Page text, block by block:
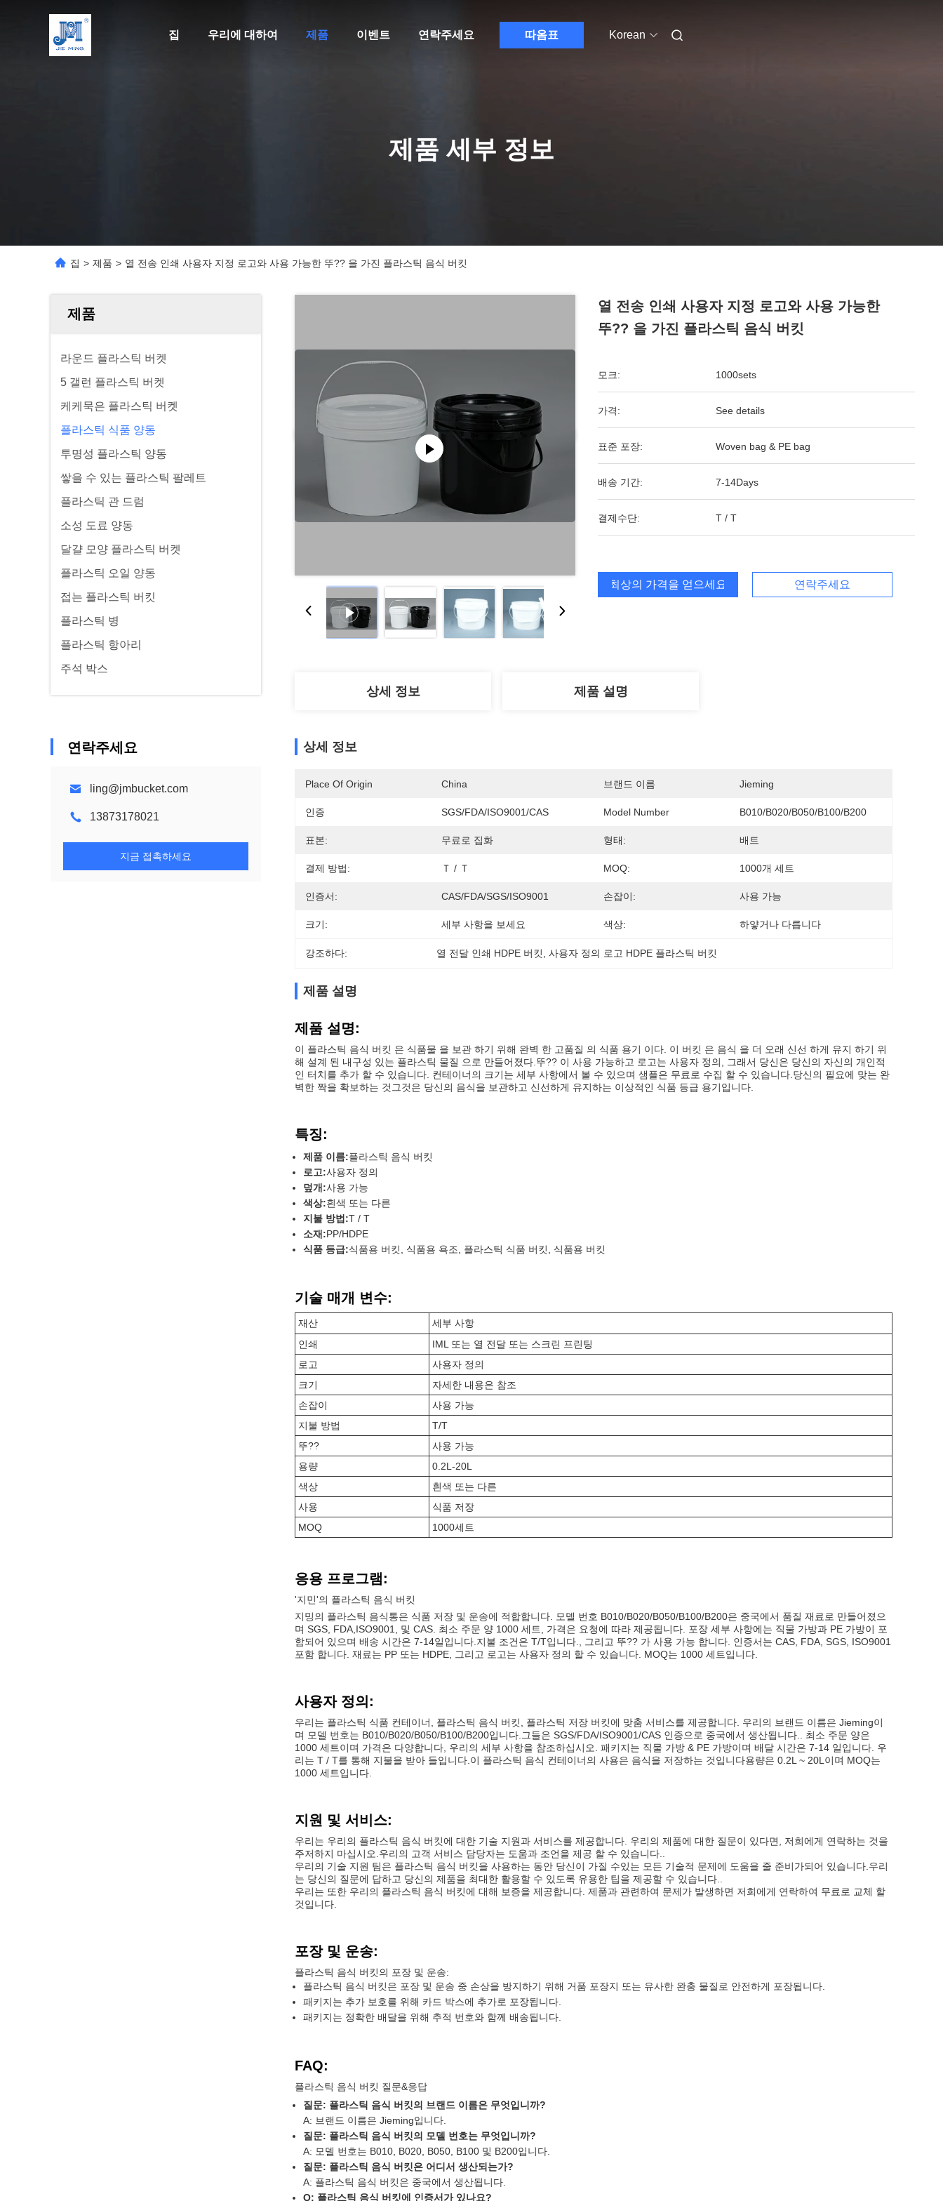
집 우리에 대하여 제품 이벤트 연락주세요 따옴표 Korean
제품 세부 정보
집 > 제품 > 열 전송 인쇄 사용자 지정 로고와 사용 가능한 뚜?? 을 가진 플라스틱 음식 버킷
제품
라운드 플라스틱 버켓
5 갤런 플라스틱 버켓
케케묵은 플라스틱 버켓
플라스틱 식품 양동
투명성 플라스틱 양동
쌓을 수 있는 플라스틱 팔레트
플라스틱 관 드럼
소성 도료 양동
달걀 모양 플라스틱 버켓
플라스틱 오일 양동
접는 플라스틱 버킷
플라스틱 병
플라스틱 항아리
주석 박스
연락주세요
ling@jmbucket.com
13873178021
지금 접촉하세요
열 전송 인쇄 사용자 지정 로고와 사용 가능한
뚜?? 을 가진 플라스틱 음식 버킷
모크: 1000sets
가격: See details
표준 포장: Woven bag & PE bag
배송 기간: 7-14Days
결제수단: T / T
최상의 가격을 얻으세요 연락주세요
상세 정보 제품 설명
상세 정보
Place Of Origin China 브랜드 이름 Jieming
인증 SGS/FDA/ISO9001/CAS Model Number B010/B020/B050/B100/B200
표본: 무료로 집화 형태: 배트
결제 방법: Ｔ / Ｔ MOQ: 1000개 세트
인증서: CAS/FDA/SGS/ISO9001 손잡이: 사용 가능
크기: 세부 사항을 보세요 색상: 하얗거나 다릅니다
강조하다: 열 전달 인쇄 HDPE 버킷 , 사용자 정의 로고 HDPE 플라스틱 버킷
제품 설명
제품 설명:
이 플라스틱 음식 버킷 은 식품물 을 보관 하기 위해 완벽 한 고품질 의 식품 용기 이다. 이 버킷 은 음식 을 더 오래 신선 하게 유지 하기 위
해 설계 된 내구성 있는 플라스틱 물질 으로 만들어졌다.뚜?? 이 사용 가능하고 로고는 사용자 정의, 그래서 당신은 당신의 자신의 개인적
인 터치를 추가 할 수 있습니다. 컨테이너의 크기는 세부 사항에서 볼 수 있으며 샘플은 무료로 수집 할 수 있습니다.당신의 필요에 맞는 완
벽한 짝을 확보하는 것그것은 당신의 음식을 보관하고 신선하게 유지하는 이상적인 식품 등급 용기입니다.
특징:
제품 이름:플라스틱 음식 버킷
로고:사용자 정의
덮개:사용 가능
색상:흰색 또는 다른
지불 방법:T / T
소재:PP/HDPE
식품 등급:식품용 버킷, 식품용 욕조, 플라스틱 식품 버킷, 식품용 버킷
기술 매개 변수:
재산
세부 사항
인쇄
IML 또는 열 전달 또는 스크린 프린팅
로고
사용자 정의
크기
자세한 내용은 참조
손잡이
사용 가능
지불 방법
T/T
뚜??
사용 가능
용량
0.2L-20L
색상
흰색 또는 다른
사용
식품 저장
MOQ
1000세트
응용 프로그램:
'지민'의 플라스틱 음식 버킷
지밍의 플라스틱 음식통은 식품 저장 및 운송에 적합합니다. 모델 번호 B010/B020/B050/B100/B200은 중국에서 품질 재료로 만들어졌으
며 SGS, FDA,ISO9001, 및 CAS. 최소 주문 양 1000 세트, 가격은 요청에 따라 제공됩니다. 포장 세부 사항에는 직물 가방과 PE 가방이 포
함되어 있으며 배송 시간은 7-14일입니다.지불 조건은 T/T입니다., 그리고 뚜?? 가 사용 가능 합니다. 인증서는 CAS, FDA, SGS, ISO9001
포함 합니다. 재료는 PP 또는 HDPE, 그리고 로고는 사용자 정의 할 수 있습니다. MOQ는 1000 세트입니다.
사용자 정의:
우리는 플라스틱 식품 컨테이너, 플라스틱 음식 버킷, 플라스틱 저장 버킷에 맞춤 서비스를 제공합니다. 우리의 브랜드 이름은 Jieming이
며 모델 번호는 B010/B020/B050/B100/B200입니다.그들은 SGS/FDA/ISO9001/CAS 인증으로 중국에서 생산됩니다.. 최소 주문 양은
1000 세트이며 가격은 다양합니다, 우리의 세부 사항을 참조하십시오. 패키지는 직물 가방 & PE 가방이며 배달 시간은 7-14 일입니다. 우
리는 T / T를 통해 지불을 받아 들입니다.이 플라스틱 음식 컨테이너의 사용은 음식을 저장하는 것입니다용량은 0.2L ~ 20L이며 MOQ는
1000 세트입니다.
지원 및 서비스:
우리는 우리의 플라스틱 음식 버킷에 대한 기술 지원과 서비스를 제공합니다. 우리의 제품에 대한 질문이 있다면, 저희에게 연락하는 것을
주저하지 마십시오.우리의 고객 서비스 담당자는 도움과 조언을 제공 할 수 있습니다..
우리의 기술 지원 팀은 플라스틱 음식 버킷을 사용하는 동안 당신이 가질 수있는 모든 기술적 문제에 도움을 줄 준비가되어 있습니다.우리
는 당신의 질문에 답하고 당신의 제품을 최대한 활용할 수 있도록 유용한 팁을 제공할 수 있습니다..
우리는 또한 우리의 플라스틱 음식 버킷에 대해 보증을 제공합니다. 제품과 관련하여 문제가 발생하면 저희에게 연락하여 무료로 교체 할
것입니다.
포장 및 운송:
플라스틱 음식 버킷의 포장 및 운송:
플라스틱 음식 버킷은 포장 및 운송 중 손상을 방지하기 위해 거품 포장지 또는 유사한 완충 물질로 안전하게 포장됩니다.
패키지는 추가 보호를 위해 카드 박스에 추가로 포장됩니다.
패키지는 정확한 배달을 위해 추적 번호와 함께 배송됩니다.
FAQ:
플라스틱 음식 버킷 질문&응답
질문: 플라스틱 음식 버킷의 브랜드 이름은 무엇입니까?
A: 브랜드 이름은 Jieming입니다.
질문: 플라스틱 음식 버킷의 모델 번호는 무엇입니까?
A: 모델 번호는 B010, B020, B050, B100 및 B200입니다.
질문: 플라스틱 음식 버킷은 어디서 생산되는가?
A: 플라스틱 음식 버킷은 중국에서 생산됩니다.
Q: 플라스틱 음식 버킷에 인증서가 있나요?